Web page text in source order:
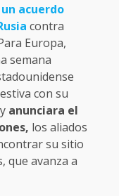
acuerdo
contra
Europa,
semana
con su
anunciara el
los aliados
su sitio
que avanza a